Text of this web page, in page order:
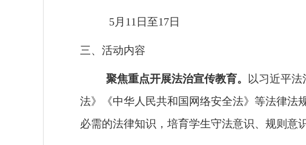
5月 11 日至17 日
三、 活动内容
聚焦重点开展法治宣传教育。
以习近平
法》《中华人民共和国网络安全法》等法律法
必需的法律知识，培育学生守法意识、规则意